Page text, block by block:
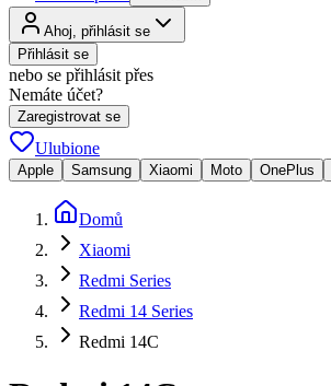
Ahoj, přihlásit se
Přihlásit se
nebo se přihlásit přes
Nemáte účet?
Zaregistrovat se
Ulubione
Apple Samsung Xiaomi Moto OnePlus
Domů
Xiaomi
Redmi Series
Redmi 14 Series
Redmi 14C